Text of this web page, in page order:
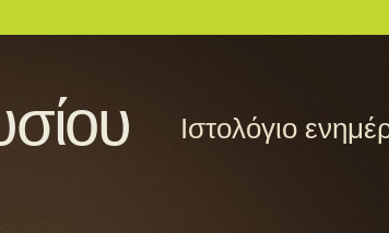
Ιστολόγιο